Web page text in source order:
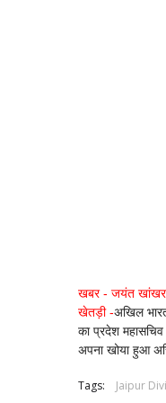
खबर - जयंत
खेतड़ी -अखिल
का प्रदेश
अपना खोया हुआ
Tags: Jaipur